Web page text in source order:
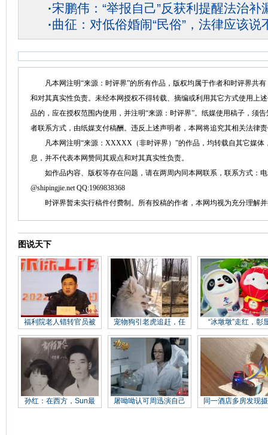
·宋鹏伟：“举报自己”反获利提醒法治补
·曲征：对低俗婚闹“民俗”，法律应该说
凡本网注明“来源：时评界”的所有作品，版权均属于作者和时评界共有
和对其真实性负责。未经本网授权不得转载、摘编或利用其它方式使用上
品的，应在授权范围内使用，并注明“来源：时评界”。纸媒使用稿子，须
者联系方式，由纸媒支付稿酬。违反上述声明者，本网将追究其相关法律
凡本网注明“来源：XXXXX（非时评界）”的作品，均转载自其它媒体
息，并不代表本网赞同其观点和对其真实性负责。
如作品内容、版权等存在问题，请在两周内同本网联系，联系方式：电
@shipingjie.net QQ:1969838368
时评界暂未实行稿件付费制。所有投稿的作者，本网均视为充分理解并
图说天下
福利院老人错转官员被 宠物狗引老虎追赶，任 “冰墩墩”走红，彰
孙红：在西方，Sun最 屠呦呦认可周迅演自己 同一酒店多房发现